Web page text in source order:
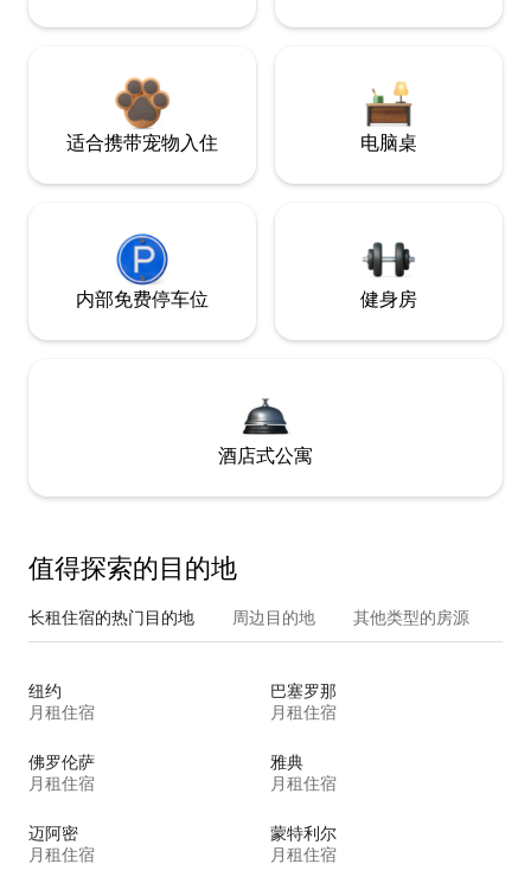
适合携带宠物入住 电脑桌
内部免费停车位 健身房
酒店式公寓
值得探索的目的地
长租住宿的热门目的地 周边目的地 其他类型的房源
纽约
月租住宿
巴塞罗那
月租住宿
佛罗伦萨
月租住宿
雅典
月租住宿
迈阿密
月租住宿
蒙特利尔
月租住宿